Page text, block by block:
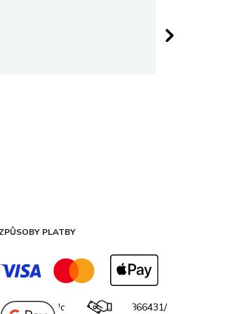
100069706866431/
ZPŮSOBY PLATBY